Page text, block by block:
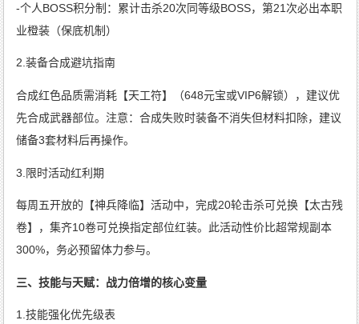
-个人BOSS积分制：累计击杀20次同等级BOSS，第21次必出本职
业橙装（保底机制）
2.装备合成避坑指南
合成红色品质需消耗【天工符】（648元宝或VIP6解锁），建议优
先合成武器部位。注意：合成失败时装备不消失但材料扣除，建议
储备3套材料后再操作。
3.限时活动红利期
每周五开放的【神兵降临】活动中，完成20轮击杀可兑换【太古残
卷】，集齐10卷可兑换指定部位红装。此活动性价比超常规副本
300%，务必预留体力参与。
三、技能与天赋：战力倍增的核心变量
1.技能强化优先级表